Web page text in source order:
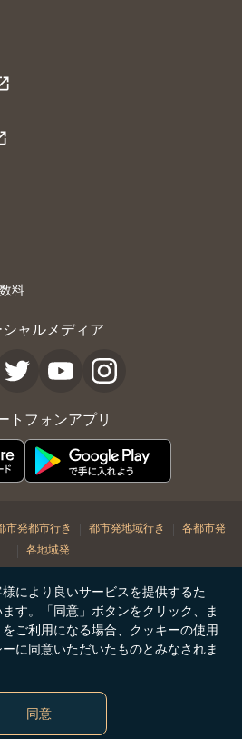
により良いサービスを提供するた
す。「同意」ボタンをクリック、ま
ご利用になる場合、クッキーの使用
に同意いただいたものとみなされま
同意
料
シャルメディア
トフォンアプリ
市発都市行き | 都市発地域行き | 各都市発
| 各地域発